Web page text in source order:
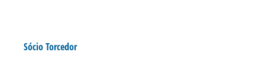
Sócio Torcedor